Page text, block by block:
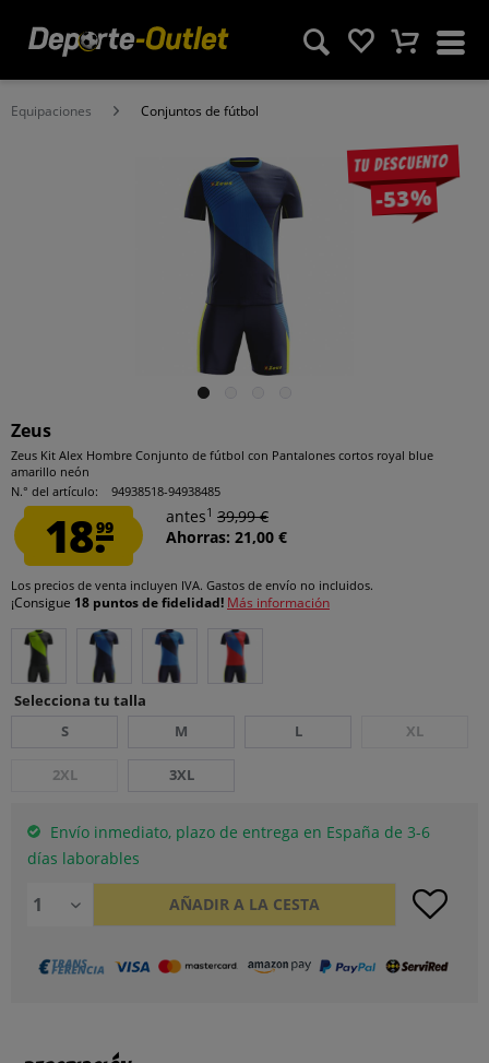
Equipaciones Conjuntos de fútbol
Tu descuento
-53%
Zeus
Zeus Kit Alex Hombre Conjunto de fútbol con Pantalones cortos royal blue
amarillo neón
N.° del artículo:
94938518-94938485
18.99
antes1 39,99 €
Ahorras: 21,00 €
Los precios de venta incluyen IVA. Gastos de envío no incluidos.
¡Consigue 18 puntos de fidelidad! Más información
Selecciona tu talla
S
M L XL
2XL 3XL
Envío inmediato, plazo de entrega en España de 3-6
días laborables
AÑADIR A LA CESTA